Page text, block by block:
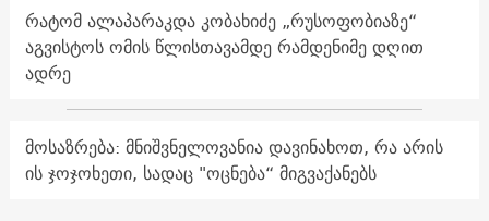
რატომ ალაპარაკდა კობახიძე „რუსოფობიაზე“
აგვისტოს ომის წლისთავამდე რამდენიმე დღით
ადრე
მოსაზრება: მნიშვნელოვანია დავინახოთ, რა არის
ის ჯოჯოხეთი, სადაც "ოცნება“ მიგვაქანებს